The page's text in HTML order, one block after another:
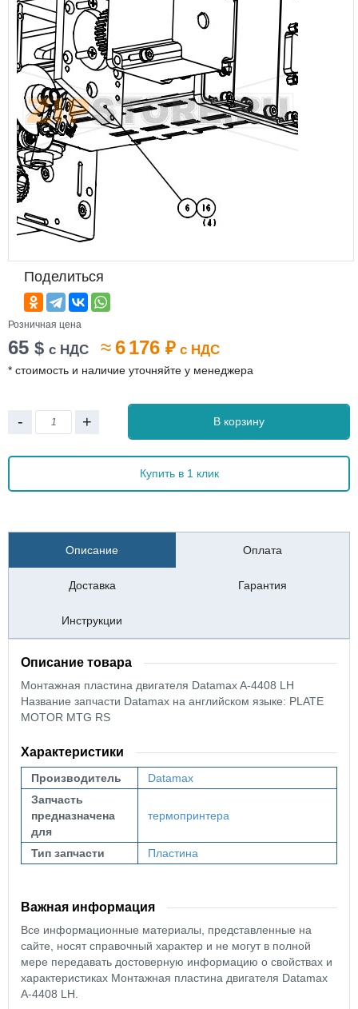
Поделиться
Розничная цена
65 $ с НДС ≈6 176 ₽ с НДС
* стоимость и наличие уточняйте у менеджера
- + В корзину
Купить в 1 клик
Описание Оплата
Доставка Гарантия
Инструкции
Описание товара
Монтажная пластина двигателя Datamax A-4408 LH
Название запчасти Datamax на английском языке: PLATE
MOTOR MTG RS
Характеристики
Производитель
Datamax
Запчасть
предназначена
для
термопринтера
Тип запчасти Пластина
Важная информация
Все информационные материалы, представленные на
сайте, носят справочный характер и не могут в полной
мере передавать достоверную информацию о свойствах и
характеристиках Монтажная пластина двигателя Datamax
A-4408 LH.